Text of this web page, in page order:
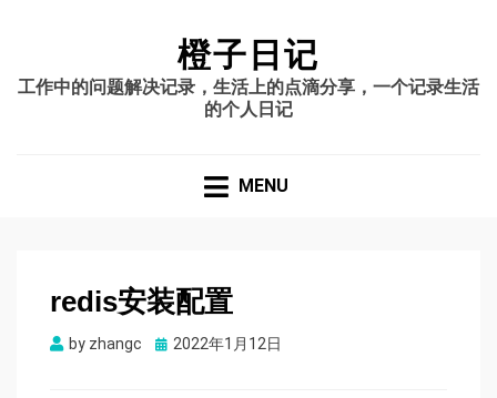
橙子日记
工作中的问题解决记录，生活上的点滴分享，一个记录生活
的个人日记
MENU
redis安装配置
by zhangc
Posted
2022年1月12日